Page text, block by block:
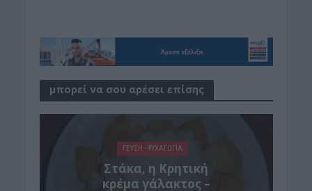
μπορεί να σου αρέσει επίσης
ΓΕΎΣΗ - ΨΥΧΑΓΩΓΊΑ
Στάκα, η Κρητική
κρέμα γάλακτος –